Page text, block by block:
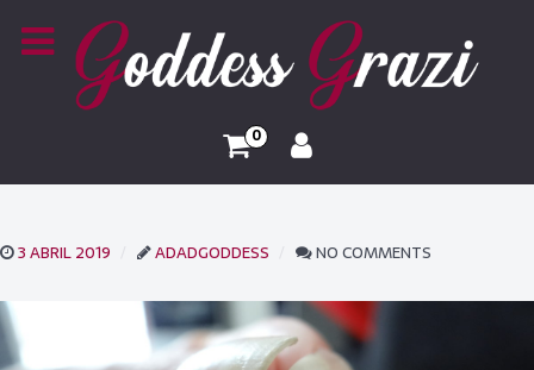
0
3 ABRIL 2019 ADADGODDESS NO COMMENTS